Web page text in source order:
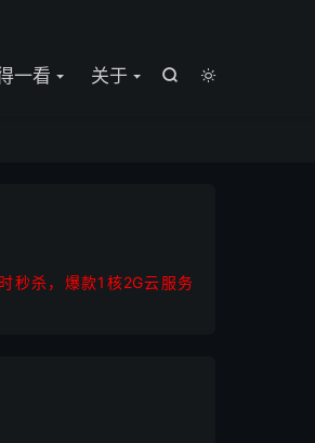


一看 关于
秒杀，爆款1核2G云服务